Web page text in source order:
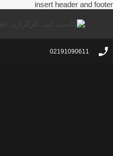
insert header and footer
02191090611